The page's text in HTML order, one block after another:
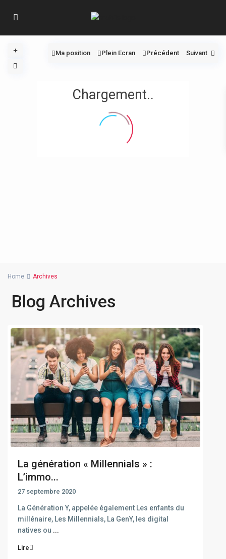
Chargement..
Ma position Plein Ecran Précédent Suivant
Home Archives
Blog Archives
La génération « Millennials » :
L’immo...
27 septembre 2020
La Génération Y, appelée également Les enfants du
millénaire, Les Millennials, La GenY, les digital
natives ou ...
Lire